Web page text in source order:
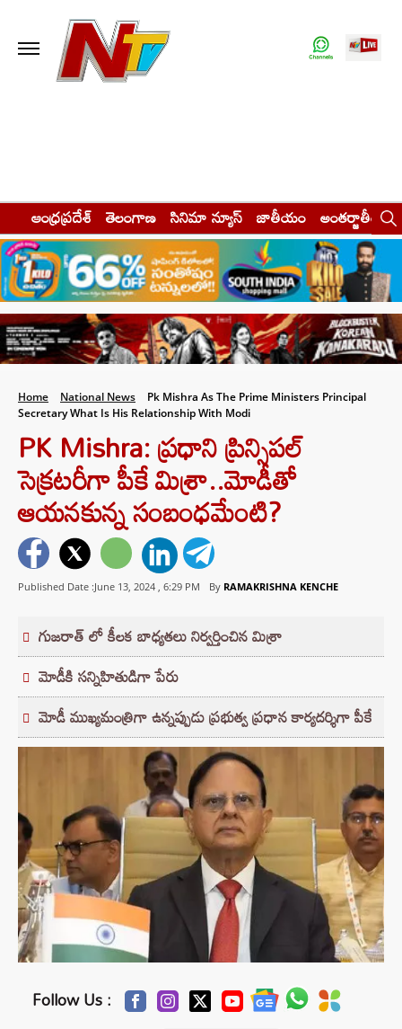
ఆంధ్రప్రదేశ్ తెలంగాణ సినిమా న్యూస్ జాతీయం అంతర్జాతీయం
Home National News
Pk Mishra As The Prime Ministers Principal
Secretary What Is His Relationship With Modi
PK Mishra: ప్రధాని ప్రిన్సిపల్
సెక్రటరీగా పీకే మిశ్రా..మోడీతో
ఆయనకున్న సంబంధమేంటి?
Published Date :June 13, 2024 , 6:29 PM By RAMAKRISHNA KENCHE
గుజరాత్ లో కీలక బాధ్యతలు నిర్వర్తించిన మిశ్రా
మోడీకి సన్నిహితుడిగా పేరు
మోడీ ముఖ్యమంత్రిగా ఉన్నప్పుడు ప్రభుత్వ ప్రధాన కార్యదర్శిగా పీకే
Follow Us :